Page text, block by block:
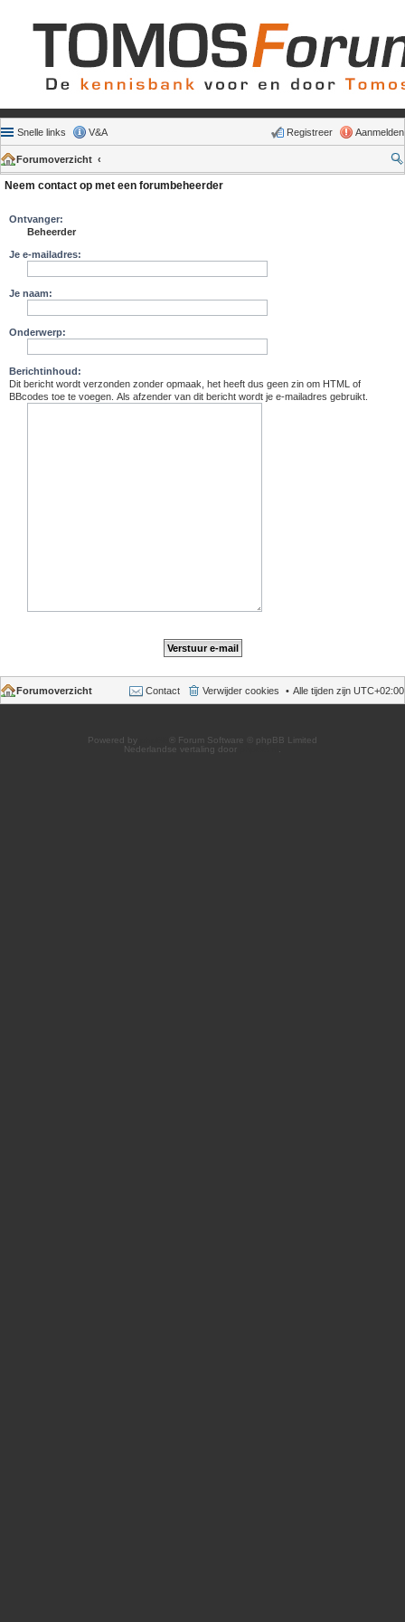
Snelle links V&A Aanmelden
Registreer
Forumoverzicht
Neem contact op met een forumbeheerder
Ontvanger:
Beheerder
Je e-mailadres:
Je naam:
Onderwerp:
Berichtinhoud:
Dit bericht wordt verzonden zonder opmaak, het heeft dus geen zin om HTML of
BBcodes toe te voegen. Als afzender van dit bericht wordt je e-mailadres gebruikt.
Forumoverzicht Alle tijden zijn UTC+02:00
Verwijder cookies
Contact
Powered by
® Forum Software © phpBB Limited
Nederlandse vertaling door